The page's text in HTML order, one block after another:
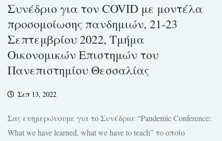
Συνέδριο για τον COVID με μοντέλα
προσομοίωσης πανδημιών, 21-23
Σεπτεμβρίου 2022, Τμήμα
Οικονομικών Επιστημών του
Πανεπιστημίου Θεσσαλίας
Σεπ 13, 2022
Σας ενημερώνουμε για το Συνέδριο: “Pandemic Conference:
What we have learned, what we have to teach” το οποίο